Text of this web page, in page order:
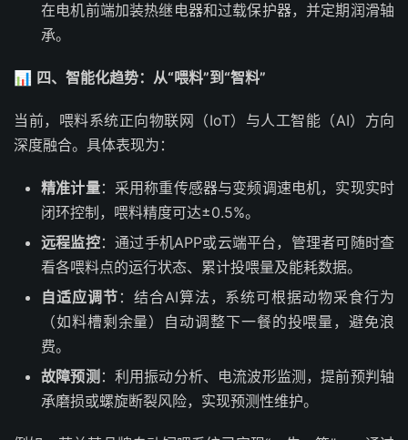
在电机前端加装热继电器和过载保护器，并定期润滑轴
承。
📊 四、智能化趋势：从“喂料”到“智料”
当前，喂料系统正向物联网（IoT）与人工智能（AI）方向
深度融合。具体表现为：
精准计量：采用称重传感器与变频调速电机，实现实时
闭环控制，喂料精度可达±0.5%。
远程监控：通过手机APP或云端平台，管理者可随时查
看各喂料点的运行状态、累计投喂量及能耗数据。
自适应调节 ：结合AI算法，系统可根据动物采食行为
（如料槽剩余量）自动调整下一餐的投喂量，避免浪
费。
故障预测 ：利用振动分析、电流波形监测，提前预判轴
承磨损或螺旋断裂风险，实现预测性维护。